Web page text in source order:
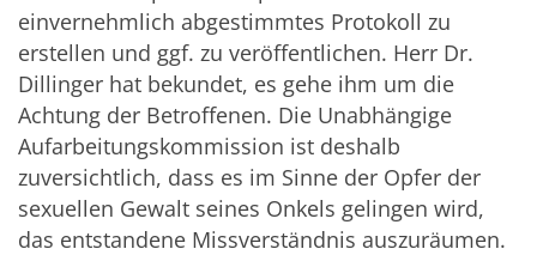
einvernehmlich abgestimmtes Protokoll zu
erstellen und ggf. zu veröffentlichen. Herr Dr.
Dillinger hat bekundet, es gehe ihm um die
Achtung der Betroffenen. Die Unabhängige
Aufarbeitungskommission ist deshalb
zuversichtlich, dass es im Sinne der Opfer der
sexuellen Gewalt seines Onkels gelingen wird,
das entstandene Missverständnis auszuräumen.